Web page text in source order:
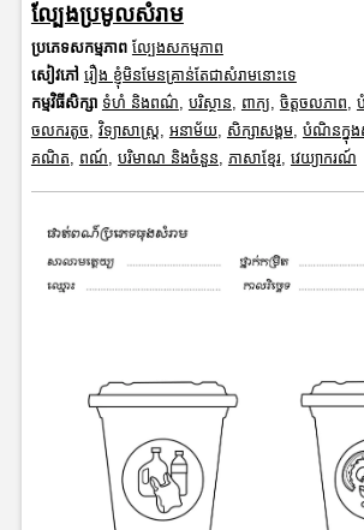
ល្បែងប្រមូលសំរាម
ប្រភេទសកម្មភាព ល្បែងសកម្មភាព
សៀវភៅ រឿង ខ្ញុំមិនមែនគ្រាន់តែជាសំរាមនោះទេ
កម្មវិធីសិក្សា ទំហំ និងពណ៌, បរិស្ថាន, ពាក្យ, ចិត្តចលភាព,
ចលករតូច, វិទ្យាសាស្រ្ត, អនាម័យ, សិក្សាសង្គម, បំណិនក្នុង
គណិត, ពណ៍, បរិមាណ និងចំនួន, ភាសាខ្មែរ, វេយ្យាករណ៍